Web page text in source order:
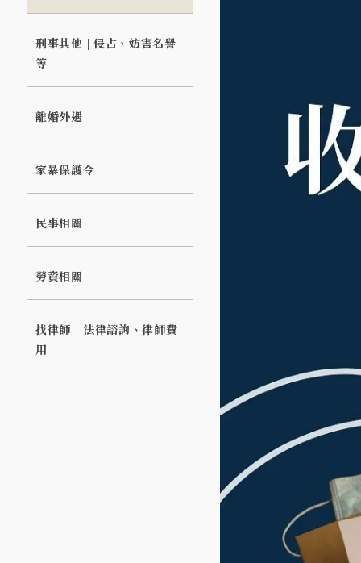
刑事其他 | 侵占、妨害名譽
等
離婚外遇
家暴保護令
民事相關
勞資相關
找律師｜法律諮詢、律師費
用 |